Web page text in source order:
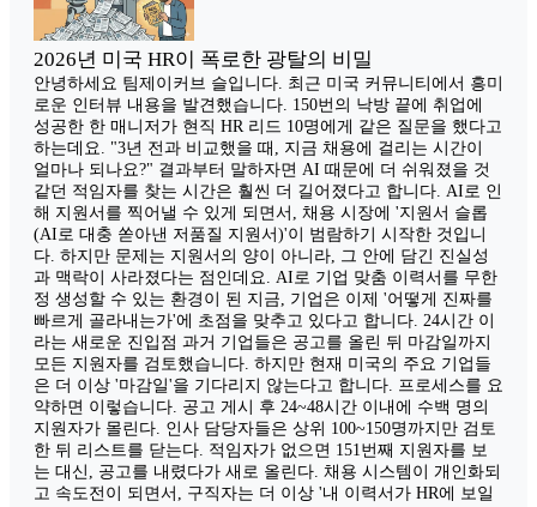
2026년 미국 HR이 폭로한 광탈의 비밀
안녕하세요 팀제이커브 슬입니다. 최근 미국 커뮤니티에서 흥미
로운 인터뷰 내용을 발견했습니다. 150번의 낙방 끝에 취업에
성공한 한 매니저가 현직 HR 리드 10명에게 같은 질문을 했다고
하는데요. "3년 전과 비교했을 때, 지금 채용에 걸리는 시간이
얼마나 되나요?" 결과부터 말하자면 AI 때문에 더 쉬워졌을 것
같던 적임자를 찾는 시간은 훨씬 더 길어졌다고 합니다. AI로 인
해 지원서를 찍어낼 수 있게 되면서, 채용 시장에 '지원서 슬롭
(AI로 대충 쏟아낸 저품질 지원서)'이 범람하기 시작한 것입니
다. 하지만 문제는 지원서의 양이 아니라, 그 안에 담긴 진실성
과 맥락이 사라졌다는 점인데요. AI로 기업 맞춤 이력서를 무한
정 생성할 수 있는 환경이 된 지금, 기업은 이제 '어떻게 진짜를
빠르게 골라내는가'에 초점을 맞추고 있다고 합니다. 24시간 이
라는 새로운 진입점 과거 기업들은 공고를 올린 뒤 마감일까지
모든 지원자를 검토했습니다. 하지만 현재 미국의 주요 기업들
은 더 이상 '마감일'을 기다리지 않는다고 합니다. 프로세스를 요
약하면 이렇습니다. 공고 게시 후 24~48시간 이내에 수백 명의
지원자가 몰린다. 인사 담당자들은 상위 100~150명까지만 검토
한 뒤 리스트를 닫는다. 적임자가 없으면 151번째 지원자를 보
는 대신, 공고를 내렸다가 새로 올린다. 채용 시스템이 개인화되
고 속도전이 되면서, 구직자는 더 이상 '내 이력서가 HR에 보일